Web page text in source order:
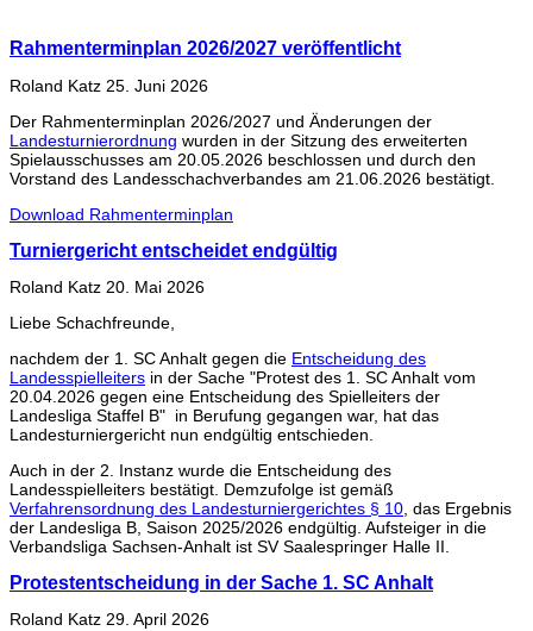
Rahmenterminplan 2026/2027 veröffentlicht
Roland Katz 25. Juni 2026
Der Rahmenterminplan 2026/2027 und Änderungen der
Landesturnierordnung wurden in der Sitzung des erweiterten
Spielausschusses am 20.05.2026 beschlossen und durch den
Vorstand des Landesschachverbandes am 21.06.2026 bestätigt.
Download Rahmenterminplan
Turniergericht entscheidet endgültig
Roland Katz 20. Mai 2026
Liebe Schachfreunde,
nachdem der 1. SC Anhalt gegen die Entscheidung des
Landesspielleiters in der Sache "Protest des 1. SC Anhalt vom
20.04.2026 gegen eine Entscheidung des Spielleiters der
Landesliga Staffel B" in Berufung gegangen war, hat das
Landesturniergericht nun endgültig entschieden.
Auch in der 2. Instanz wurde die Entscheidung des
Landesspielleiters bestätigt. Demzufolge ist gemäß
Verfahrensordnung des Landesturniergerichtes § 10 , das Ergebnis
der Landesliga B, Saison 2025/2026 endgültig. Aufsteiger in die
Verbandsliga Sachsen-Anhalt ist SV Saalespringer Halle II.
Protestentscheidung in der Sache 1. SC Anhalt
Roland Katz 29. April 2026